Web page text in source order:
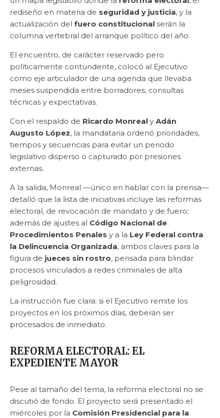
rediseño en materia de seguridad y justicia, y la
actualización del fuero constitucional serán la
columna vertebral del arranque político del año.
El encuentro, de carácter reservado pero
políticamente contundente, colocó al Ejecutivo
como eje articulador de una agenda que llevaba
meses suspendida entre borradores, consultas
técnicas y expectativas.
Con el respaldo de Ricardo Monreal y Adán
Augusto López, la mandataria ordenó prioridades,
tiempos y secuencias para evitar un periodo
legislativo disperso o capturado por presiones
externas.
A la salida, Monreal —único en hablar con la prensa—
detalló que la lista de iniciativas incluye las reformas
electoral, de revocación de mandato y de fuero;
además de ajustes al Código Nacional de
Procedimientos Penales y a la Ley Federal contra
la Delincuencia Organizada, ambos claves para la
figura de jueces sin rostro, pensada para blindar
procesos vinculados a redes criminales de alta
peligrosidad.
La instrucción fue clara: si el Ejecutivo remite los
proyectos en los próximos días, deberán ser
procesados de inmediato.
REFORMA ELECTORAL: EL
EXPEDIENTE MAYOR
Pese al tamaño del tema, la reforma electoral no se
discutió de fondo. El proyecto será presentado el
miércoles por la Comisión Presidencial para la